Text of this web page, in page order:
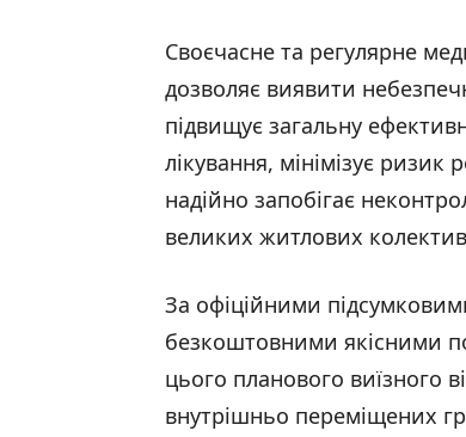
Своєчасне та регулярне
дозволяє виявити
підвищує загальну
лікування, мінімізує
надійно запобігає
великих житлових
За офіційними
безкоштовними якісними
цього планового виїзного
внутрішньо переміщених